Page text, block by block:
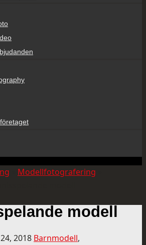
Modellfotografering
modell
2018 Barnmodell,